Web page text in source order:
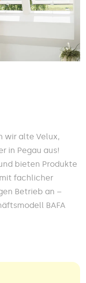
wir alte Velux,
in Pegau aus!
bieten Produkte
fachlicher
Betrieb an –
BAFA